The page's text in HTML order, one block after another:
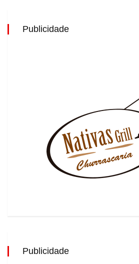
Publicidade
Publicidade